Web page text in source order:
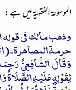
الموسوعۃ الفقہیۃ میں ہے :
وذھب مالک فی قولہ
حرمۃ المصاھرۃ ۔(ا
وَقَالَ الشَّافِعِيُّ
لِقَوْلِهِ عَلَيْهِ الصَّلَاةُ